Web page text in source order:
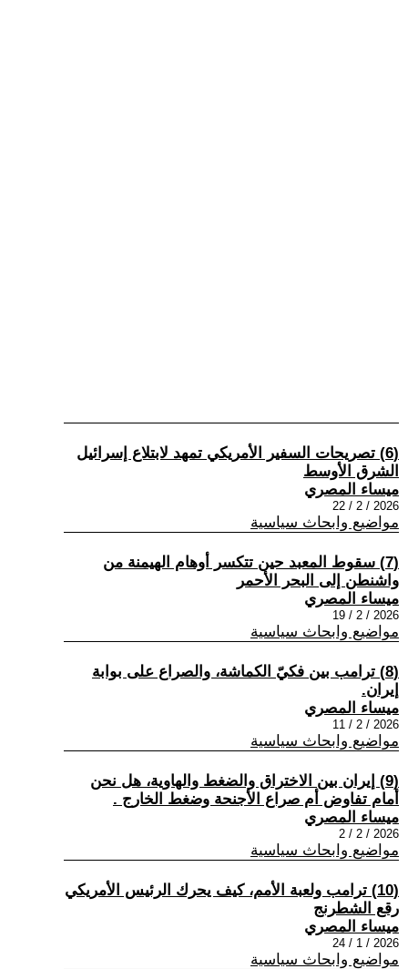
(6) تصريحات السفير الأمريكي تمهد لابتلاع إسرائيل
الشرق الأوسط
ميساء المصري
2026 / 2 / 22
مواضيع وابحاث سياسية
(7) سقوط المعبد حين تتكسر أوهام الهيمنة من
واشنطن إلى البحر الأحمر
ميساء المصري
2026 / 2 / 19
مواضيع وابحاث سياسية
(8) ترامب بين فكيّ الكماشة، والصراع على بوابة
إيران.
ميساء المصري
2026 / 2 / 11
مواضيع وابحاث سياسية
(9) إيران بين الاختراق والضغط والهاوية، هل نحن
أمام تفاوض أم صراع الأجنحة وضغط الخارج .
ميساء المصري
2026 / 2 / 2
مواضيع وابحاث سياسية
(10) ترامب ولعبة الأمم، كيف يحرك الرئيس الأمريكي
رقع الشطرنج
ميساء المصري
2026 / 1 / 24
مواضيع وابحاث سياسية